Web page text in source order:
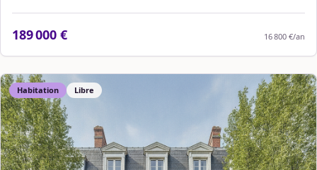
189 000 € 16 800 €/an
Habitation Libre